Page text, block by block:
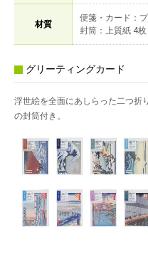
材質
便箋・カード：
封筒：上質紙 4枚
グリーティングカード
浮世絵を全面にあしらった二つ折
の封筒付き。